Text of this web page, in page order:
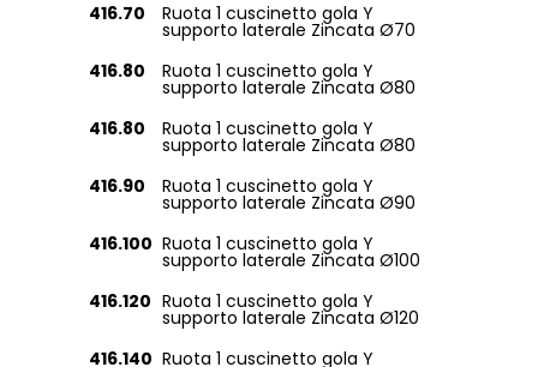
416.70
Ruota 1 cuscinetto gola Y
supporto laterale Zincata Ø70
416.80
Ruota 1 cuscinetto gola Y
supporto laterale Zincata Ø80
416.80
Ruota 1 cuscinetto gola Y
supporto laterale Zincata Ø80
416.90
Ruota 1 cuscinetto gola Y
supporto laterale Zincata Ø90
416.100 Ruota 1 cuscinetto gola Y
supporto laterale Zincata Ø100
416.120 Ruota 1 cuscinetto gola Y
supporto laterale Zincata Ø120
416.140 Ruota 1 cuscinetto gola Y